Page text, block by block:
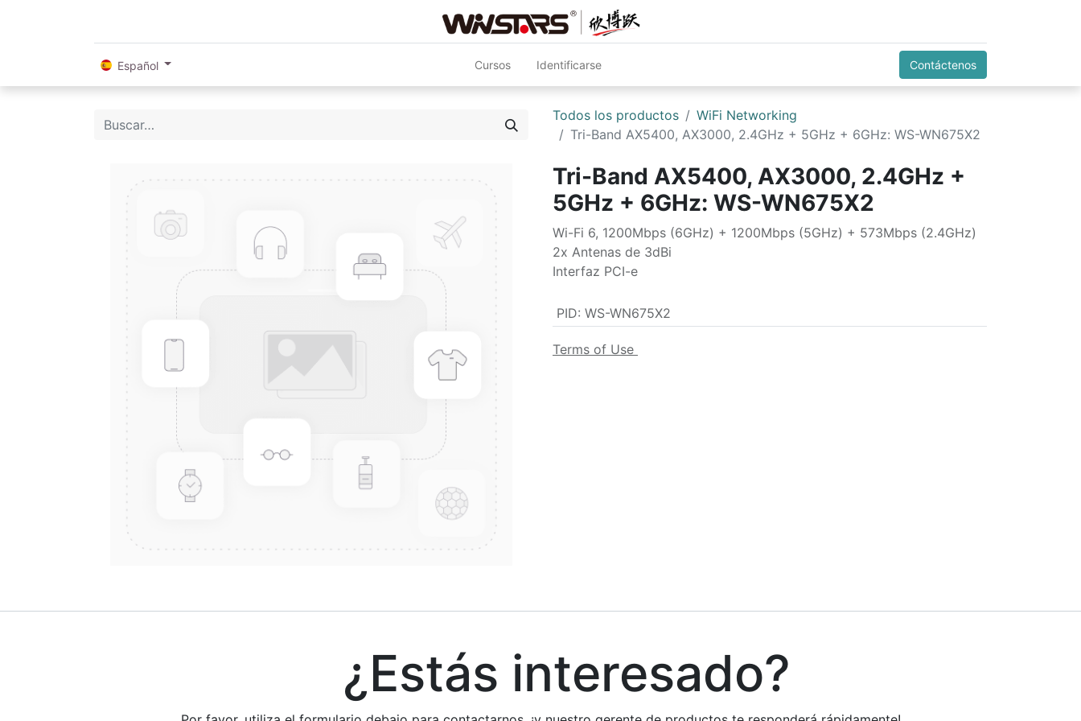
Español Cursos Identificarse Contáctenos
Todos los productos
WiFi Networking
Tri-Band AX5400, AX3000, 2.4GHz + 5GHz + 6GHz: WS-WN675X2
Tri-Band AX5400, AX3000, 2.4GHz +
5GHz + 6GHz: WS-WN675X2
Wi-Fi 6, 1200Mbps (6GHz) + 1200Mbps (5GHz) + 573Mbps (2.4GHz)
2x Antenas de 3dBi
Interfaz PCI-e
PID: WS-WN675X2
Terms of Use
¿Estás interesado?